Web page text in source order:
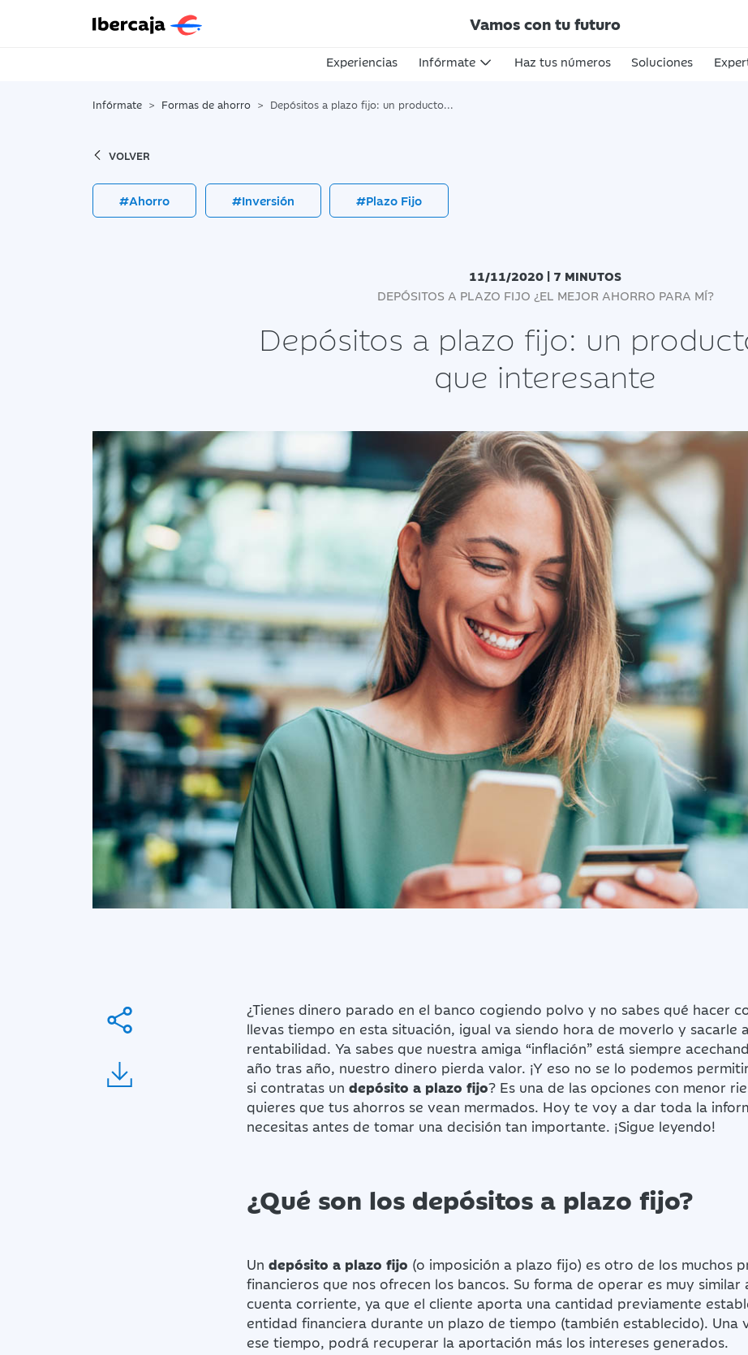
Vamos con tu futuro
Experiencias Infórmate Haz tus números Soluciones
Infórmate Formas de ahorro Depósitos a plazo fijo: un producto más que interesante
VOLVER
#Ahorro #Inversión #Plazo Fijo
11/11/2020 | 7 MINUTOS
DEPÓSITOS A PLAZO FIJO ¿EL MEJOR AHORRO PARA MÍ?
Depósitos a plazo fijo: un
que interesante
¿Tienes dinero parado en el banco cogiendo polvo y no sabes qué hacer
llevas tiempo en esta situación, igual va siendo hora de moverlo y sacarle
rentabilidad. Ya sabes que nuestra amiga “inflación” está siempre
año tras año, nuestro dinero pierda valor. ¡Y eso no se lo podemos
si contratas un depósito a plazo fijo? Es una de las opciones con menor
quieres que tus ahorros se vean mermados. Hoy te voy a dar toda la
necesitas antes de tomar una decisión tan importante. ¡Sigue leyendo!
¿Qué son los depósitos a plazo fijo?
Un depósito a plazo fijo (o imposición a plazo fijo) es otro de los muchos
financieros que nos ofrecen los bancos. Su forma de operar es muy similar
cuenta corriente, ya que el cliente aporta una cantidad previamente
entidad financiera durante un plazo de tiempo (también establecido). Una
ese tiempo, podrá recuperar la aportación más los intereses generados.